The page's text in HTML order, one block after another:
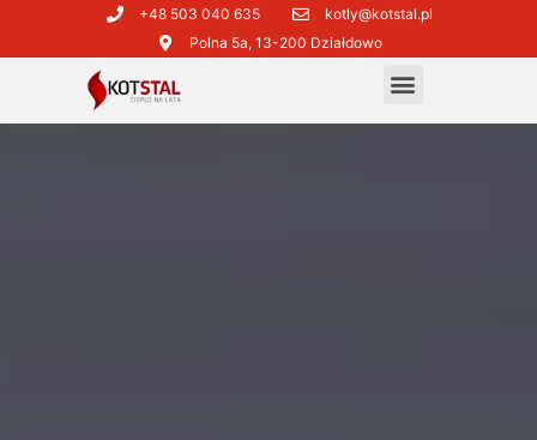
+48 503 040 635​
kotly@kotstal.pl​​
Polna 5a, 13-200 Działdowo